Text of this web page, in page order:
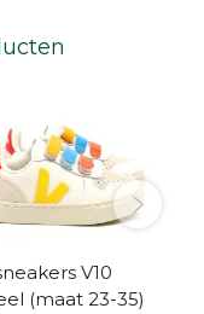
V10
(maat 23-35)